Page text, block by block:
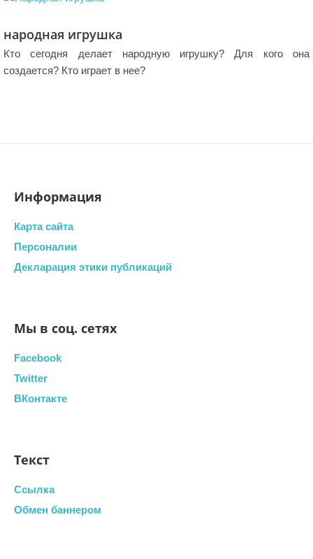
народная игрушка
Кто сегодня делает народную игрушку? Для кого она
создается? Кто играет в нее?
Информация
Карта сайта
Персоналии
Декларация этики публикаций
Мы в соц. сетях
Facebook
Twitter
ВКонтакте
Текст
Ссылка
Обмен баннером